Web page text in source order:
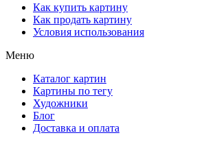
Как купить картину
Как продать картину
Условия использования
Меню
Каталог картин
Картины по тегу
Художники
Блог
Доставка и оплата